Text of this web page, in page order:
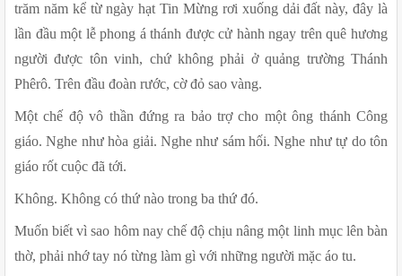
trăm năm kể từ ngày hạt Tin Mừng rơi xuống dải đất này, đây là
lần đầu một lễ phong á thánh được cử hành ngay trên quê hương
người được tôn vinh, chứ không phải ở quảng trường Thánh
Phêrô. Trên đầu đoàn rước, cờ đỏ sao vàng.
Một chế độ vô thần đứng ra bảo trợ cho một ông thánh Công
giáo. Nghe như hòa giải. Nghe như sám hối. Nghe như tự do tôn
giáo rốt cuộc đã tới.
Không. Không có thứ nào trong ba thứ đó.
Muốn biết vì sao hôm nay chế độ chịu nâng một linh mục lên bàn
thờ, phải nhớ tay nó từng làm gì với những người mặc áo tu.